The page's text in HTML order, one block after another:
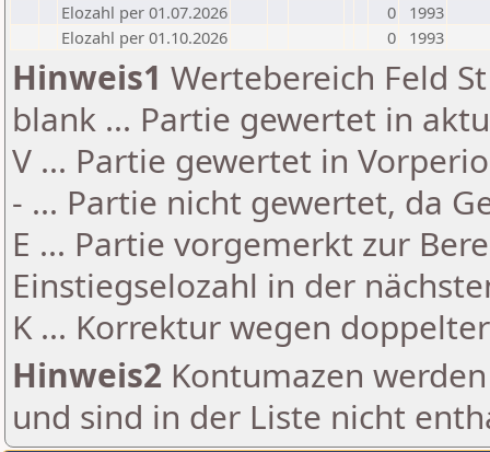
Elozahl per 01.07.2026
0
1993
Elozahl per 01.10.2026
0 1993
Hinweis1 Wertebereich Feld
blank ... Partie gewertet in
V ... Partie gewertet in
- ... Partie nicht gewertet, da
E ... Partie vorgemerkt zur
Einstiegselozahl in der
K ... Korrektur wegen
Hinweis2 Kontumazen
und sind in der Liste nicht